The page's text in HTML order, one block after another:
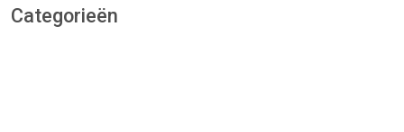
Categorieën